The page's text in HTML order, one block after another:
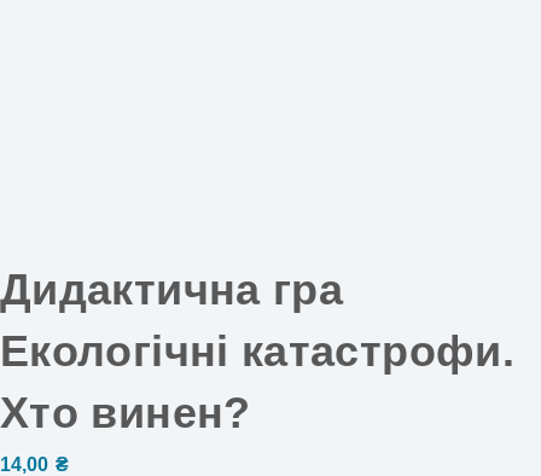
Дидактична гра
Екологічні катастрофи.
Хто винен?
14,00 ₴